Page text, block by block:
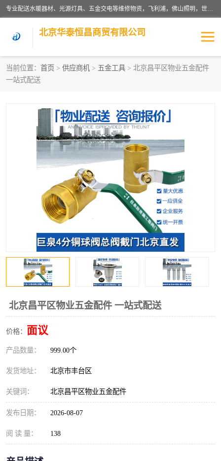
专业配送水暖器材、光源灯具、五金交电等维修物资，飞利浦，佛山照明，世达，博世，九牧，特陶等各产品涉及国内外知名品牌。公司专注与物业、学校、酒店、工厂等单位合作，提供一站式配送服务，降低客户综合成本。依托电子商务改变传统模式，以专业的团队为客户提供24H物资配送到达，货到月结、统一开票，便捷退换等服务，提高了企业的运营效率。
北京华泰恒昌商贸有限公司
当前位置： 首页 > 供应商机 > 五金工具 > 北京昌平区物业五金配件
一站式配送
北京昌平区物业五金配件 一站式配送
价格： 面议
产品数量： 999.00个
发货地址： 北京市丰台区
关键词： 北京昌平区物业五金配件
发布日期： 2026-08-07
阅 读 量： 138
水暖阀门
五金工具 涂料辅材